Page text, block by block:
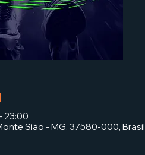
23:00
Sião - MG, 37580-000, Brasil